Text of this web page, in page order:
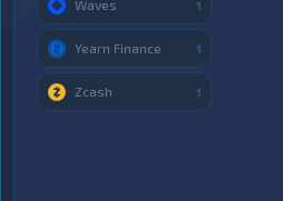
Waves 1
Yearn Finance 1
Zcash 1